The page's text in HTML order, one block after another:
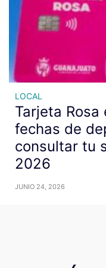
LOCAL
Tarjeta Rosa
fechas de
consultar tu
2026
JUNIO 24, 2026